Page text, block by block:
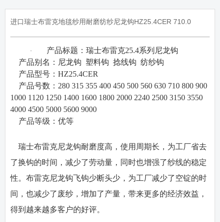
进口瑞士布雷克地毯纱用耐磨纺纱尼龙钩HZ25.4CER 710.0
· 产品标题：瑞士布雷克25.4系列尼龙钩
产品别名： 尼龙钩 塑料钩 捻线钩 纺纱钩
产品型号：HZ25.4CER
产品号数： 280 315 355 400 450 500 560 630 710 800 900
1000 1120 1250 1400 1600 1800 2000 2240 2500 3150 3550
4000 4500 5000 5600 9000
产品等级：优等
瑞士布雷克尼龙钩耐磨度高，使用周期长，为工厂省去
了换钩的时间，减少了劳动量，同时也增强了纱线的稳定
性。布雷克尼龙钩飞钩少断头少，为工厂减少了空锭的时
间，也减少了废纱，增加了产量，带来更多的经济效益，
得到越来越多客户的好评。